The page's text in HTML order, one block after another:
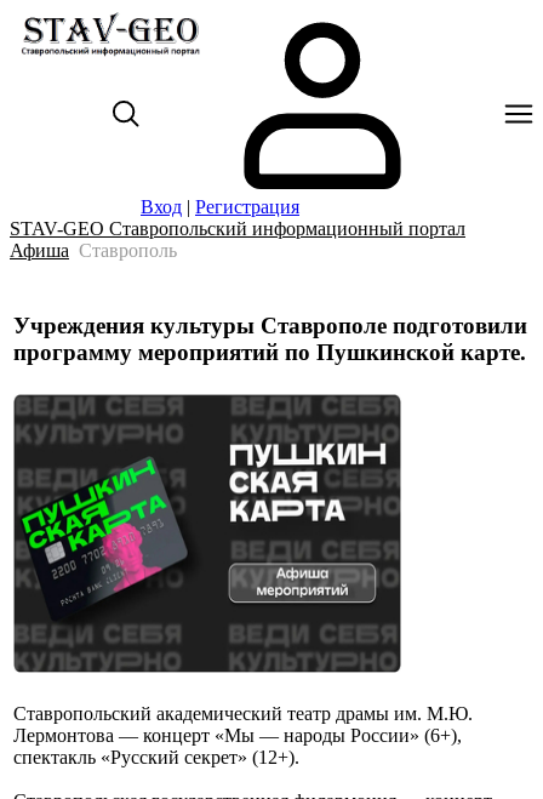
Вход | Регистрация
STAV-GEO Ставропольский информационный портал
Афиша Ставрополь
Учреждения культуры Ставрополе подготовили
программу мероприятий по Пушкинской карте.
Ставропольский академический театр драмы им. М.Ю.
Лермонтова — концерт «Мы — народы России» (6+),
спектакль «Русский секрет» (12+).